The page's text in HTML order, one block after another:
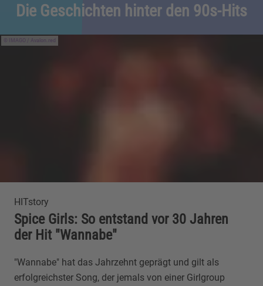
Die Geschichten hinter den 90s-Hits
IMAGO / Avalon.red
HITstory
Spice Girls: So entstand vor 30 Jahren
der Hit "Wannabe"
"Wannabe" hat das Jahrzehnt geprägt und gilt als
erfolgreichster Song, der jemals von einer Girlgroup